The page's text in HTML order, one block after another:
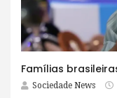
Sociedade News